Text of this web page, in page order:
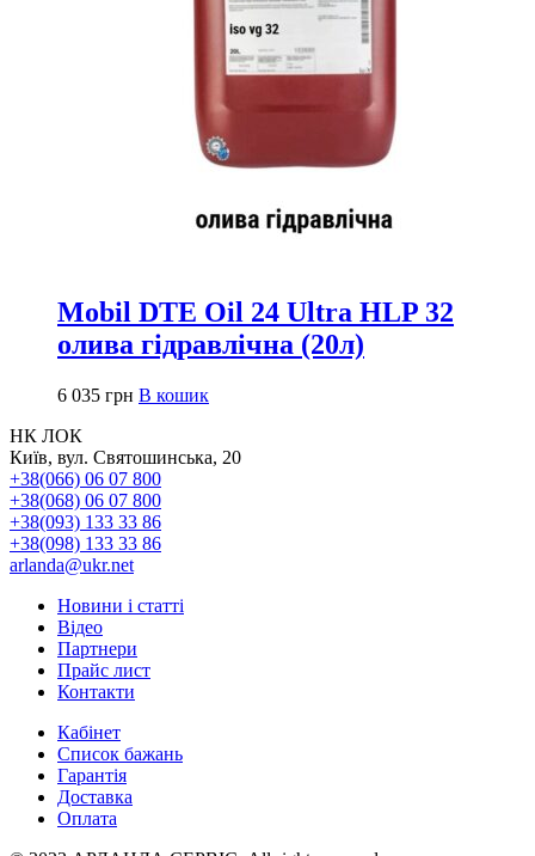
Mobil DTE Oil 24 Ultra HLP 32
олива гідравлічна (20л)
6 035 грн В кошик
НК ЛОК
Київ, вул. Святошинська, 20
+38(066) 06 07 800
+38(068) 06 07 800
+38(093) 133 33 86
+38(098) 133 33 86
arlanda@ukr.net
Новини і статті
Відео
Партнери
Прайс лист
Контакти
Кабінет
Список бажань
Гарантія
Доставка
Оплата